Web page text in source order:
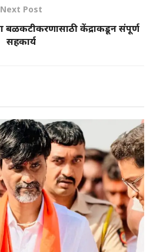
Next Post
बळकटीकरणासाठी केंद्राकडून संपूर्ण
सहकार्य